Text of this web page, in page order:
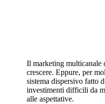
Il marketing multicanale
crescere. Eppure, per
sistema dispersivo fatto
investimenti difficili da
alle aspettative.